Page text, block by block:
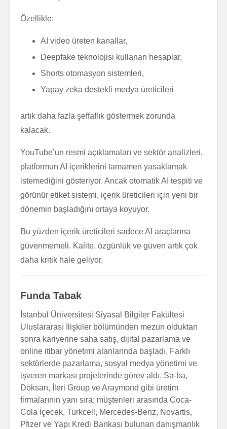
Özellikle:
AI video üreten kanallar,
Deepfake teknolojisi kullanan hesaplar,
Shorts otomasyon sistemleri,
Yapay zeka destekli medya üreticileri
artık daha fazla şeffaflık göstermek zorunda
kalacak.
YouTube’un resmi açıklamaları ve sektör analizleri,
platformun AI içeriklerini tamamen yasaklamak
istemediğini gösteriyor. Ancak otomatik AI tespiti ve
görünür etiket sistemi, içerik üreticileri için yeni bir
dönemin başladığını ortaya koyuyor.
Bu yüzden içerik üreticileri sadece AI araçlarına
güvenmemeli. Kalite, özgünlük ve güven artık çok
daha kritik hale geliyor.
Funda Tabak
İstanbul Üniversitesi Siyasal Bilgiler Fakültesi
Uluslararası İlişkiler bölümünden mezun olduktan
sonra kariyerine saha satış, dijital pazarlama ve
online itibar yönetimi alanlarında başladı. Farklı
sektörlerde pazarlama, sosyal medya yönetimi ve
işveren markası projelerinde görev aldı. Sa-ba,
Döksan, İleri Group ve Araymond gibi üretim
firmalarının yanı sıra; müşterileri arasında Coca-
Cola İçecek, Turkcell, Mercedes-Benz, Novartis,
Pfizer ve Yapı Kredi Bankası bulunan danışmanlık